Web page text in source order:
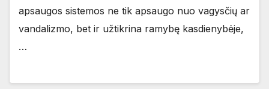
apsaugos sistemos ne tik apsaugo nuo vagysčių ar
vandalizmo, bet ir užtikrina ramybę kasdienybėje,
…